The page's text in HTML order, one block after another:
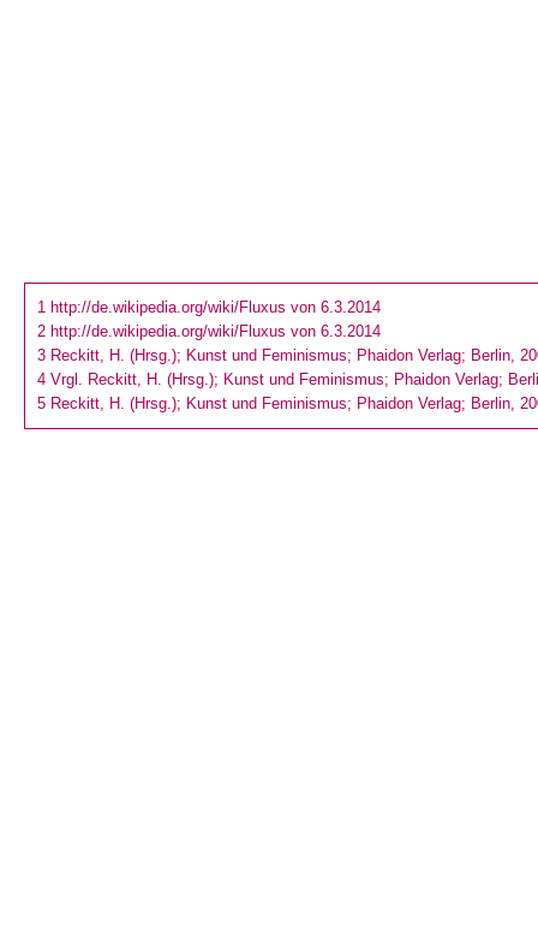
1 http://de.wikipedia.org/wiki/Fluxus von 6.3.2014
2 http://de.wikipedia.org/wiki/Fluxus von 6.3.2014
3 Reckitt, H. (Hrsg.); Kunst und Feminismus; Phaidon Verlag; Berlin,
4 Vrgl. Reckitt, H. (Hrsg.); Kunst und Feminismus; Phaidon Verlag;
5 Reckitt, H. (Hrsg.); Kunst und Feminismus; Phaidon Verlag; Berlin,